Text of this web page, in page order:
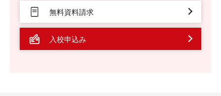
無料資料請求
入校申込み